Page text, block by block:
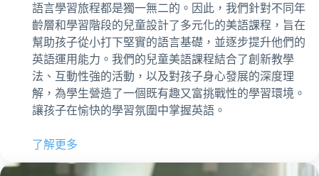
語言學習旅程都是獨一無二的。因此，我們針對不同年
齡層和學習階段的兒童設計了多元化的美語課程，旨在
幫助孩子從小打下堅實的語言基礎，並逐步提升他們的
英語運用能力。我們的兒童美語課程結合了創新教學
法、互動性強的活動，以及對孩子身心發展的深度理
解，為學生營造了一個既有趣又富挑戰性的學習環境。
讓孩子在愉快的學習氛圍中掌握英語。
了解更多